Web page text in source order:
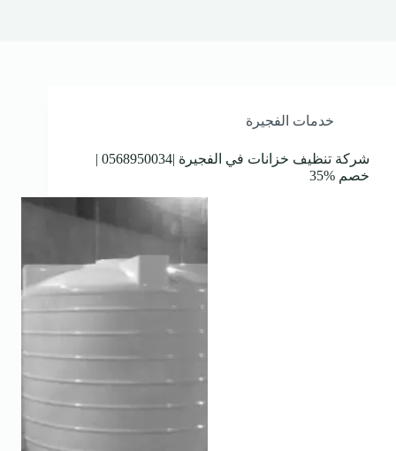
خدمات الفجيرة
شركة تنظيف خزانات في الفجيرة |0568950034 |
خصم %35